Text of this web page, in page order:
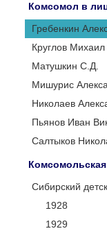
Комсомол в
Гребенкин
Круглов
Матушкин С.Д.
Мишурис
Николаев
Пьянов Иван
Салтыков
Сибирский
1928
1929